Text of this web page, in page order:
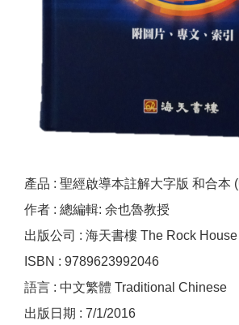
產品 : 聖經啟導本註解大字版 和合本
作者 : 總編輯: 余也魯教授
出版公司 : 海天書樓 The Rock
ISBN : 9789623992046
語言 : 中文繁體 Traditional Chinese
出版日期 : 7/1/2016